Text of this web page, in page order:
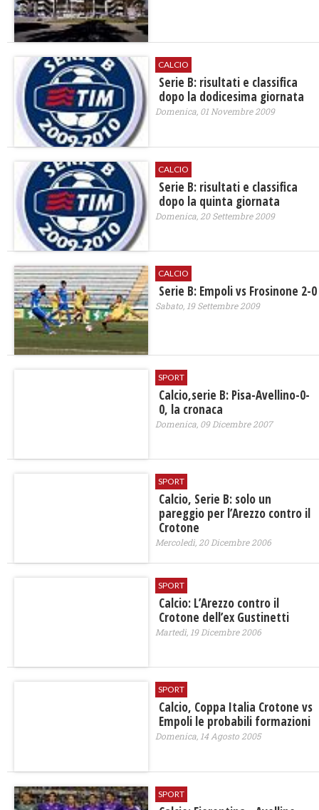
CALCIO
Serie B: risultati e classifica
dopo la dodicesima giornata
Domenica, 01 Novembre 2009
CALCIO
Serie B: risultati e classifica
dopo la quinta giornata
Domenica, 20 Settembre 2009
CALCIO
Serie B: Empoli vs Frosinone 2-0
Sabato, 19 Settembre 2009
SPORT
Calcio,serie B: Pisa-Avellino-0-
0, la cronaca
Domenica, 09 Dicembre 2007
SPORT
Calcio, Serie B: solo un
pareggio per l’Arezzo contro il
Crotone
Mercoledì, 20 Dicembre 2006
SPORT
Calcio: L’Arezzo contro il
Crotone dell’ex Gustinetti
Martedì, 19 Dicembre 2006
SPORT
Calcio, Coppa Italia Crotone vs
Empoli le probabili formazioni
Domenica, 14 Agosto 2005
SPORT